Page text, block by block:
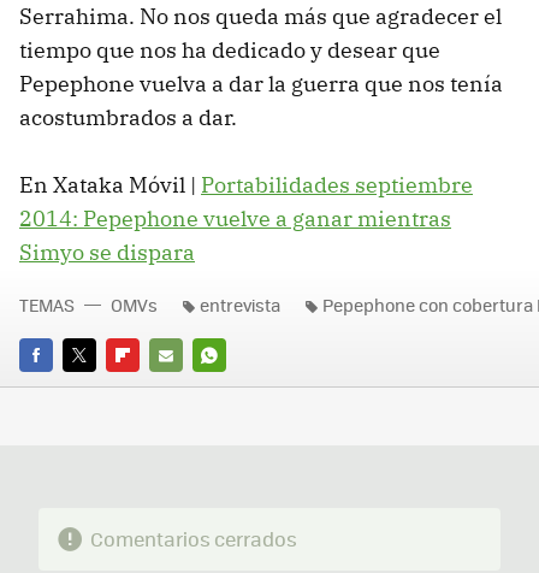
Serrahima. No nos queda más que agradecer el
tiempo que nos ha dedicado y desear que
Pepephone vuelva a dar la guerra que nos tenía
acostumbrados a dar.
En Xataka Móvil | Portabilidades septiembre
2014: Pepephone vuelve a ganar mientras
Simyo se dispara
FACEBOOK
TWITTERFLIPBOARD
E-
WHATSAPP
TEMAS OMVs entrevista Pepephone con cobertura
Comentarios cerrados